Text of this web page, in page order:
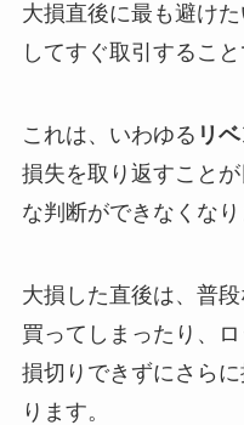
大損直後に最も避け
してすぐ取引すること
これは、いわゆる リ
損失を取り返すこと
な判断ができなくなり
大損した直後は、普
買ってしまったり、
損切りできずにさら
ります。